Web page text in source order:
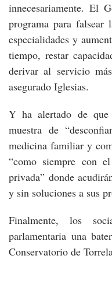
innecesariamente. El
programa para falsear
especialidades y
tiempo, restar
derivar al servicio
asegurado Iglesias.
Y ha alertado de que
muestra de
medicina familiar y
“como siempre con
privada” donde
y sin soluciones a sus
Finalmente, los
parlamentaria una
Conservatorio de